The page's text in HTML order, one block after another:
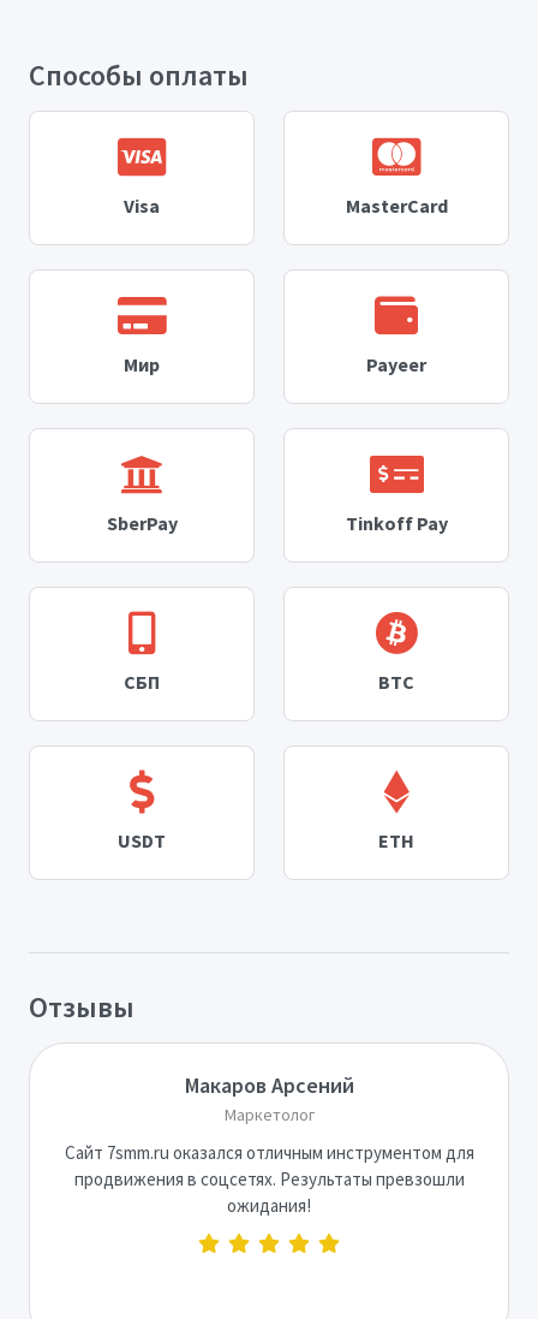
Способы оплаты
Visa MasterCard
Мир Payeer
SberPay Tinkoff Pay
СБП BTC
USDT ETH
Отзывы
Макаров Арсений
Маркетолог
Сайт 7smm.ru оказался отличным инструментом для
продвижения в соцсетях. Результаты превзошли
ожидания!